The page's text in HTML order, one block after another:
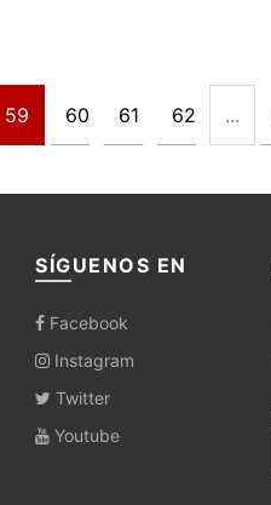
59 60 61 62 ...
SÍGUENOS EN
Facebook
Instagram
Twitter
Youtube